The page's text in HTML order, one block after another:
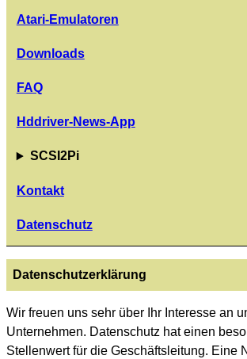
Atari-Emulatoren
Downloads
FAQ
Hddriver-News-App
SCSI2Pi
Kontakt
Datenschutz
Datenschutzerklärung
Wir freuen uns sehr über Ihr Interesse an
Unternehmen. Datenschutz hat einen
Stellenwert für die Geschäftsleitung. Eine